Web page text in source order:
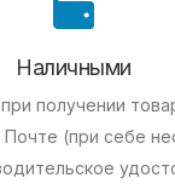
Наличными
получении
(при себе